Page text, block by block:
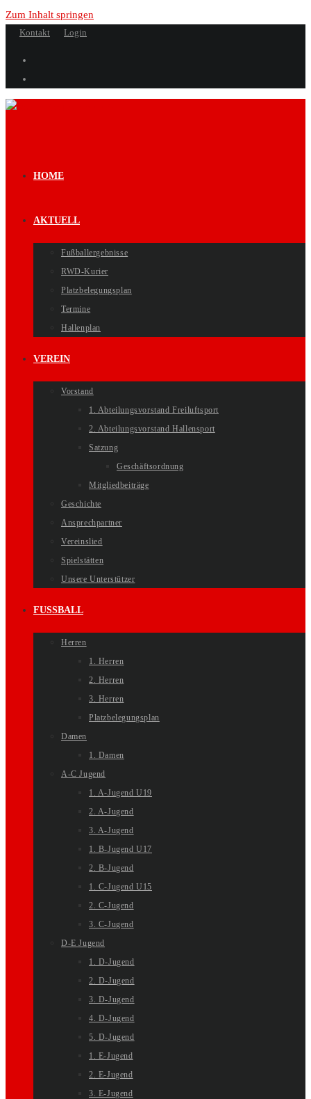
Zum Inhalt springen
Kontakt Login
HOME
AKTUELL
Fußballergebnisse
RWD-Kurier
Platzbelegungsplan
Termine
Hallenplan
VEREIN
Vorstand
1. Abteilungsvorstand Freiluftsport
2. Abteilungsvorstand Hallensport
Satzung
Geschäftsordnung
Mitgliedbeiträge
Geschichte
Ansprechpartner
Vereinslied
Spielstätten
Unsere Unterstützer
FUSSBALL
Herren
1. Herren
2. Herren
3. Herren
Platzbelegungsplan
Damen
1. Damen
A-C Jugend
1. A-Jugend U19
2. A-Jugend
3. A-Jugend
1. B-Jugend U17
2. B-Jugend
1. C-Jugend U15
2. C-Jugend
3. C-Jugend
D-E Jugend
1. D-Jugend
2. D-Jugend
3. D-Jugend
4. D-Jugend
5. D-Jugend
1. E-Jugend
2. E-Jugend
3. E-Jugend